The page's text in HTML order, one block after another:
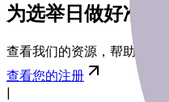
为选举日做好准备
查看我们的资源，帮助您为
查看您的注册